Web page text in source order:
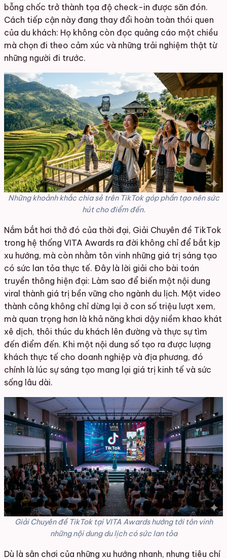
bỗng chốc trở thành tọa độ check-in được săn đón.
Cách tiếp cận này đang thay đổi hoàn toàn thói quen
của du khách: Họ không còn đọc quảng cáo một chiều
mà chọn đi theo cảm xúc và những trải nghiệm thật từ
những người đi trước.
Những khoảnh khắc chia sẻ trên TikTok góp phần tạo nên sức
hút cho điểm đến.
Nắm bắt hơi thở đó của thời đại, Giải Chuyên đề TikTok
trong hệ thống VITA Awards ra đời không chỉ để bắt kịp
xu hướng, mà còn nhằm tôn vinh những giá trị sáng tạo
có sức lan tỏa thực tế. Đây là lời giải cho bài toán
truyền thông hiện đại: Làm sao để biến một nội dung
viral thành giá trị bền vững cho ngành du lịch. Một video
thành công không chỉ dừng lại ở con số triệu lượt xem,
mà quan trọng hơn là khả năng khơi dậy niềm khao khát
xê dịch, thôi thúc du khách lên đường và thực sự tìm
đến điểm đến. Khi một nội dung số tạo ra được lượng
khách thực tế cho doanh nghiệp và địa phương, đó
chính là lúc sự sáng tạo mang lại giá trị kinh tế và sức
sống lâu dài.
Giải Chuyên đề TikTok tại VITA Awards hướng tới tôn vinh
những nội dung du lịch có sức lan tỏa
Dù là sân chơi của những xu hướng nhanh, nhưng tiêu chí